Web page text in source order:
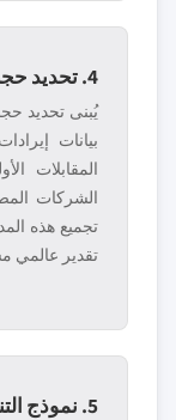
4. تحديد حجم السوق
يُبنى تحديد
بيانات
المقابلات
الشركات
تجميع هذه
تقدير عالمي
5. نموذج التنبؤ والافتراضات الرئيسية